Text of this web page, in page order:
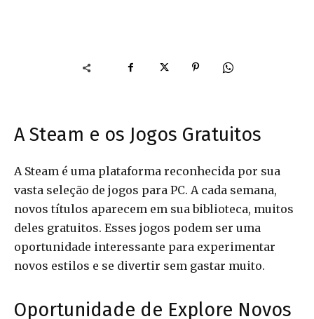
A Steam e os Jogos Gratuitos
A Steam é uma plataforma reconhecida por sua
vasta seleção de jogos para PC. A cada semana,
novos títulos aparecem em sua biblioteca, muitos
deles gratuitos. Esses jogos podem ser uma
oportunidade interessante para experimentar
novos estilos e se divertir sem gastar muito.
Oportunidade de Explore Novos